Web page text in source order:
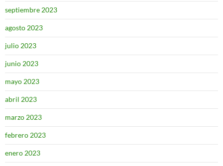
septiembre 2023
agosto 2023
julio 2023
junio 2023
mayo 2023
abril 2023
marzo 2023
febrero 2023
enero 2023